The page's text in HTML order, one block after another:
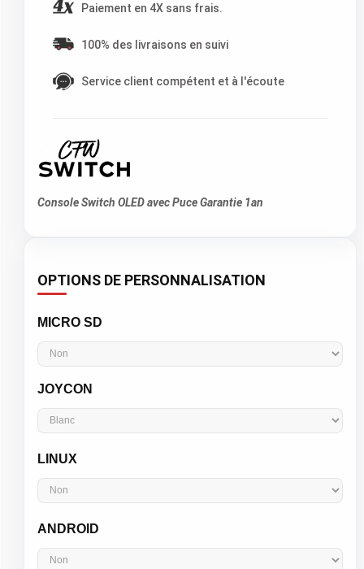
OPTIONS DE PERSONNALISATION
MICRO SD
JOYCON
LINUX
ANDROID
Paiement en 4X sans frais.
100% des livraisons en suivi
Service client compétent et à l'écoute
Console Switch OLED avec Puce Garantie 1an